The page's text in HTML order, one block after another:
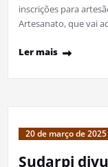
inscrições para
Artesanato, que vai
Ler mais
20 de março de 2025
Sudarpi